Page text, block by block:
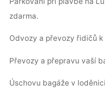
zdarma.
Odvozy a převozy řidičů
Převozy a přepravu vaší
Úschovu bagáže v